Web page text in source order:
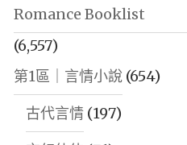
Romance Booklist
(6,557)
第1區｜言情小說(654)
古代言情(197)